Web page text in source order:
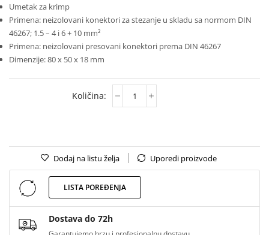
Umetak za krimp
Primena: neizolovani konektori za stezanje u skladu sa normom DIN
46267; 1.5 – 4 i 6 + 10 mm²
Primena: neizolovani presovani konektori prema DIN 46267
Dimenzije: 80 x 50 x 18 mm
Dodaj na listu želja Uporedi proizvode
LISTA POREĐENJA
Dostava do 72h